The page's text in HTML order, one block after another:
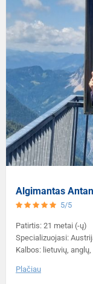
Algimantas
5/5
Patirtis: 21 metai (-ų)
Specializuojasi:
Kalbos: lietuvių, anglų,
Plačiau